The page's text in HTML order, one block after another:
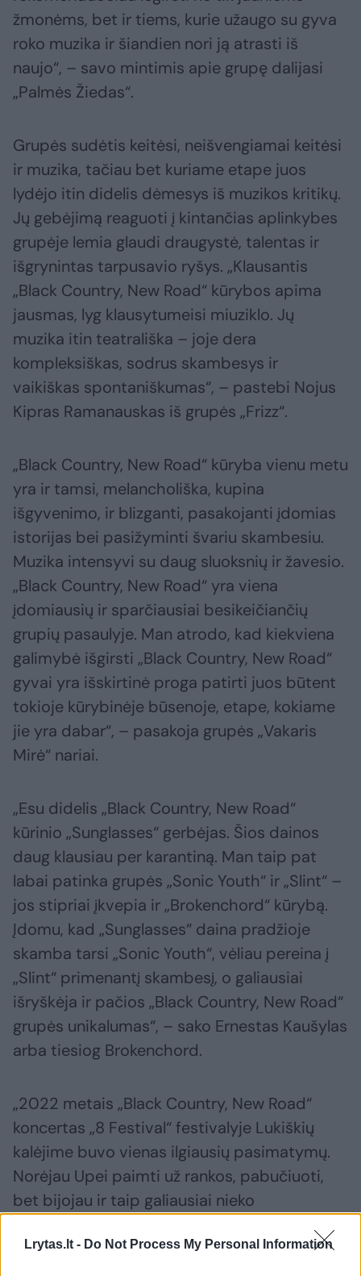
Lrytas.lt - Do Not Process My Personal Information
žmonėms, bet ir tiems, kurie užaugo su gyva
roko muzika ir šiandien nori ją atrasti iš
naujo“, – savo mintimis apie grupę dalijasi
„Palmės Žiedas“.
Grupės sudėtis keitėsi, neišvengiamai keitėsi
ir muzika, tačiau bet kuriame etape juos
lydėjo itin didelis dėmesys iš muzikos kritikų.
Jų gebėjimą reaguoti į kintančias aplinkybes
grupėje lemia glaudi draugystė, talentas ir
išgrynintas tarpusavio ryšys. „Klausantis
„Black Country, New Road“ kūrybos apima
jausmas, lyg klausytumeisi miuziklo. Jų
muzika itin teatrališka – joje dera
kompleksiškas, sodrus skambesys ir
vaikiškas spontaniškumas“, – pastebi Nojus
Kipras Ramanauskas iš grupės „Frizz“.
„Black Country, New Road“ kūryba vienu metu
yra ir tamsi, melancholiška, kupina
išgyvenimo, ir blizganti, pasakojanti įdomias
istorijas bei pasižyminti švariu skambesiu.
Muzika intensyvi su daug sluoksnių ir žavesio.
„Black Country, New Road“ yra viena
įdomiausių ir sparčiausiai besikeičiančių
grupių pasaulyje. Man atrodo, kad kiekviena
galimybė išgirsti „Black Country, New Road“
gyvai yra išskirtinė proga patirti juos būtent
tokioje kūrybinėje būsenoje, etape, kokiame
jie yra dabar“, – pasakoja grupės „Vakaris
Mirė“ nariai.
„Esu didelis „Black Country, New Road“
kūrinio „Sunglasses“ gerbėjas. Šios dainos
daug klausiau per karantiną. Man taip pat
labai patinka grupės „Sonic Youth“ ir „Slint“ –
jos stipriai įkvepia ir „Brokenchord“ kūrybą.
Įdomu, kad „Sunglasses“ daina pradžioje
skamba tarsi „Sonic Youth“, vėliau pereina į
„Slint“ primenantį skambesį, o galiausiai
išryškėja ir pačios „Black Country, New Road“
grupės unikalumas“, – sako Ernestas Kaušylas
arba tiesiog Brokenchord.
„2022 metais „Black Country, New Road“
koncertas „8 Festival“ festivalyje Lukiškių
kalėjime buvo vienas ilgiausių pasimatymų.
Norėjau Upei paimti už rankos, pabučiuoti,
bet bijojau ir taip galiausiai nieko
nepadariau“, – prisimena Tomas Lučiūnas iš
grupės „Arklio Galia“. „Bet apsikabinom ir po